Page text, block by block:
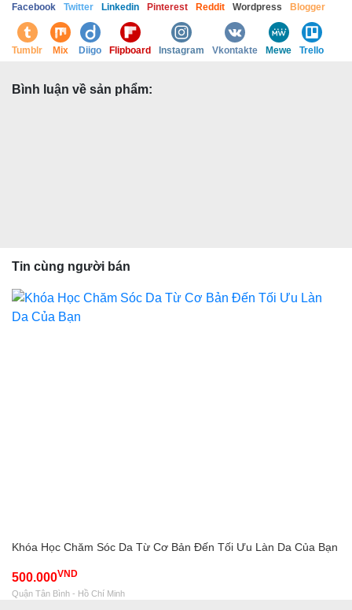
Facebook Twitter Linkedin Pinterest Reddit Wordpress Blogger
Tumblr Mix Diigo Flipboard Instagram Vkontakte Mewe Trello
Bình luận về sản phẩm:
Tin cùng người bán
Khóa Học Chăm Sóc Da Từ Cơ Bản Đến Tối Ưu Làn Da Của Bạn
500.000VND
Quận Tân Bình - Hồ Chí Minh